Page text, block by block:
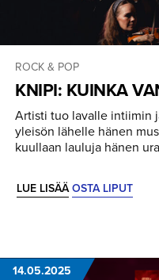
ROCK & POP
KNIPI: KUINKA
Artisti tuo lavalle intiimin
yleisön lähelle hänen
kuullaan lauluja hänen
LUE LISÄÄ OSTA LIPUT
14.05.2025